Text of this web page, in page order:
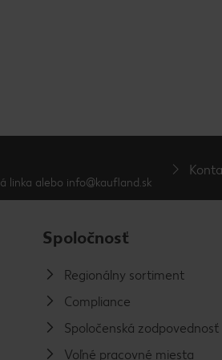
linka alebo info@kaufland.sk
Spoločnosť
Regionálny sortiment
Compliance
Spoločenská zodpovednosť
Voľné pracovné miesta